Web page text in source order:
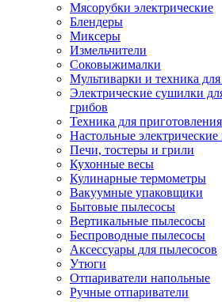
Мясорубки электрические
Блендеры
Миксеры
Измельчители
Соковыжималки
Мультиварки и техника
Электрические сушилки
грибов
Техника для
Настольные
Печи, тостеры и грили
Кухонные весы
Кулинарные термометры
Вакуумные упаковщики
Бытовые пылесосы
Вертикальные пылесосы
Беспроводные пылесосы
Аксессуары для пылесосов
Утюги
Отпариватели напольные
Ручные отпариватели